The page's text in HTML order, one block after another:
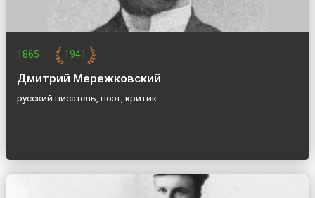
1865 — 1941
Дмитрий Мережковский
русский писатель, поэт, критик